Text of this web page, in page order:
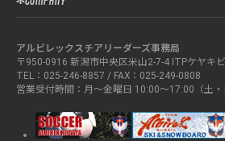
アルビレックスチアリーダーズ事務局
〒950-0916 新潟市中央区米山2-7-4 ITPケヤキ
TEL：025-246-8857 / FAX：025-249-0808
営業受付時間：月～金曜日 10:00～17:00（土・